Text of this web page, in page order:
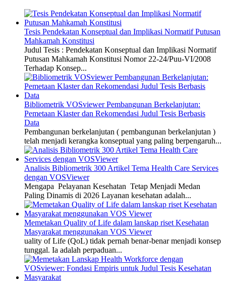
Tesis Pendekatan Konseptual dan Implikasi Normatif Putusan
Mahkamah Konstitusi
Judul Tesis : Pendekatan Konseptual dan Implikasi Normatif
Putusan Mahkamah Konstitusi Nomor 22-24/Puu-VI/2008
Terhadap Konsep...
Bibliometrik VOSviewer Pembangunan Berkelanjutan:
Pemetaan Klaster dan Rekomendasi Judul Tesis Berbasis
Data
Pembangunan berkelanjutan ( pembangunan berkelanjutan )
telah menjadi kerangka konseptual yang paling berpengaruh...
Analisis Bibliometrik 300 Artikel Tema Health Care Services
dengan VOSViewer
Mengapa Pelayanan Kesehatan Tetap Menjadi Medan
Paling Dinamis di 2026 Layanan kesehatan adalah...
Memetakan Quality of Life dalam lanskap riset Kesehatan
Masyarakat menggunakan VOS Viewer
uality of Life (QoL) tidak pernah benar-benar menjadi konsep
tunggal. Ia adalah perpaduan...